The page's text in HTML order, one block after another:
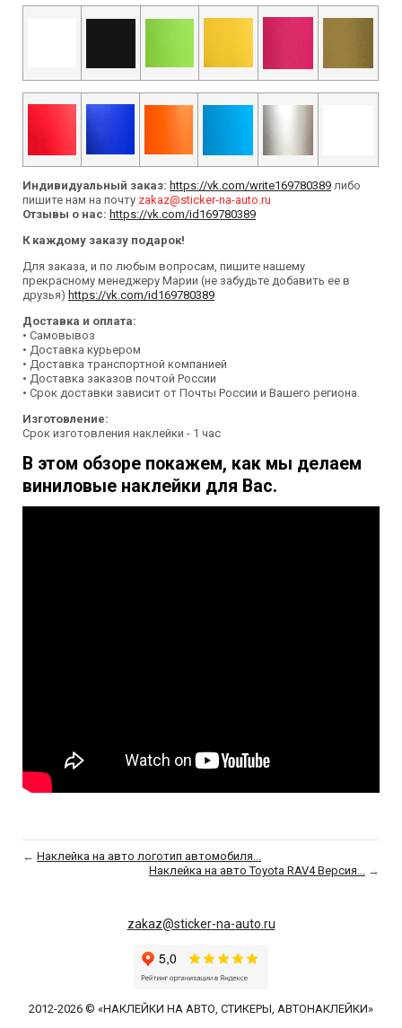
Индивидуальный заказ: https://vk.com/write169780389 либо
пишите нам на почту zakaz@sticker-na-auto.ru
Отзывы о нас: https://vk.com/id169780389
К каждому заказу подарок!
Для заказа, и по любым вопросам, пишите нашему
прекрасному менеджеру Марии (не забудьте добавить ее в
друзья) https://vk.com/id169780389
Доставка и оплата:
• Самовывоз
• Доставка курьером
• Доставка транспортной компанией
• Доставка заказов почтой России
• Срок доставки зависит от Почты России и Вашего региона.
Изготовление:
Срок изготовления наклейки - 1 час
В этом обзоре покажем, как мы делаем
виниловые наклейки для Вас.
←Наклейка на авто логотип автомобиля...
Наклейка на авто Toyota RAV4 Версия...
→
zakaz@sticker-na-auto.ru
2012-2026 © «НАКЛЕЙКИ НА АВТО, СТИКЕРЫ, АВТОНАКЛЕЙКИ»